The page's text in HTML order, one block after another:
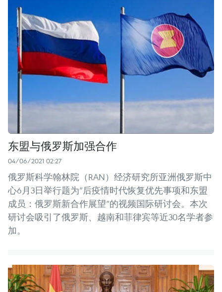
东盟与俄罗斯加强合作
04/06/2021 02:27
俄罗斯科学翰林院（RAN）经济研究所亚洲俄罗斯中
心6月3日举行题为“后疫情时代恢复优先事项和东盟
成员：俄罗斯新合作展望”的视频国际研讨会。本次
研讨会吸引了俄罗斯、越南和菲律宾等近30名学者参
加。